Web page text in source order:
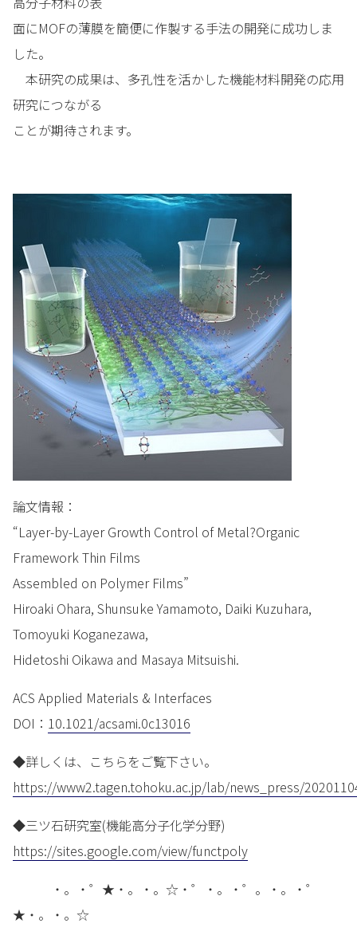
面にMOFの薄膜を簡便に作製する手法の開発に成功しま
した。
本研究の成果は、多孔性を活かした機能材料開発の応用
研究につながる
ことが期待されます。
論文情報：
“Layer-by-Layer Growth Control of Metal?Organic
Framework Thin Films
Assembled on Polymer Films”
Hiroaki Ohara, Shunsuke Yamamoto, Daiki Kuzuhara,
Tomoyuki Koganezawa,
Hidetoshi Oikawa and Masaya Mitsuishi.
ACS Applied Materials & Interfaces
DOI： 10.1021/acsami.0c13016
◆詳しくは、こちらをご覧下さい。
https://www2.tagen.tohoku.ac.jp/lab/news_press/
◆三ツ石研究室(機能高分子化学分野)
https://sites.google.com/view/functpoly
・。・゜★・。・。☆・゜・。・゜。・。・゜
★・。・。☆